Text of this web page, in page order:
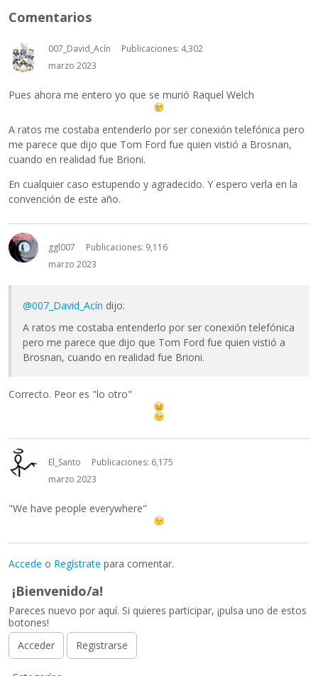
Comentarios
007_David_Acín
Publicaciones: 4,302
marzo 2023
Pues ahora me entero yo que se murió Raquel Welch
A ratos me costaba entenderlo por ser conexión telefónica pero
me parece que dijo que Tom Ford fue quien vistió a Brosnan,
cuando en realidad fue Brioni.
En cualquier caso estupendo y agradecido. Y espero verla en la
convención de este año.
ggl007
Publicaciones: 9,116
marzo 2023
@007_David_Acín dijo:
A ratos me costaba entenderlo por ser conexión telefónica
pero me parece que dijo que Tom Ford fue quien vistió a
Brosnan, cuando en realidad fue Brioni.
Correcto. Peor es "lo otro"
El_Santo
Publicaciones: 6,175
marzo 2023
"We have people everywhere"
Accede o Regístrate para comentar.
¡Bienvenido/a!
Pareces nuevo por aquí. Si quieres participar, ¡pulsa uno de estos
botones!
Acceder
Registrarse